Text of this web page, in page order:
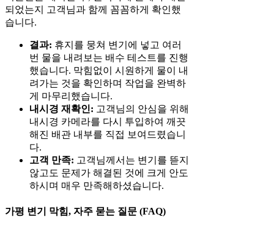
되었는지 고객님과 함께 꼼꼼하게 확인했
습니다.
결과: 휴지를 뭉쳐 변기에 넣고 여러
번 물을 내려보는 배수 테스트를 진행
했습니다. 막힘없이 시원하게 물이 내
려가는 것을 확인하며 작업을 완벽하
게 마무리했습니다.
내시경 재확인: 고객님의 안심을 위해
내시경 카메라를 다시 투입하여 깨끗
해진 배관 내부를 직접 보여드렸습니
다.
고객 만족: 고객님께서는 변기를 뜯지
않고도 문제가 해결된 것에 크게 안도
하시며 매우 만족해하셨습니다.
가평 변기 막힘, 자주 묻는 질문 (FAQ)